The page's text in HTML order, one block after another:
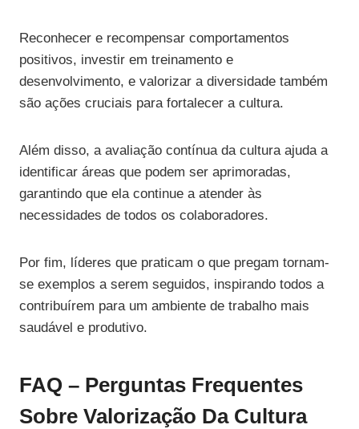
Reconhecer e recompensar comportamentos
positivos, investir em treinamento e
desenvolvimento, e valorizar a diversidade também
são ações cruciais para fortalecer a cultura.
Além disso, a avaliação contínua da cultura ajuda a
identificar áreas que podem ser aprimoradas,
garantindo que ela continue a atender às
necessidades de todos os colaboradores.
Por fim, líderes que praticam o que pregam tornam-
se exemplos a serem seguidos, inspirando todos a
contribuírem para um ambiente de trabalho mais
saudável e produtivo.
FAQ – Perguntas Frequentes
Sobre Valorização Da Cultura